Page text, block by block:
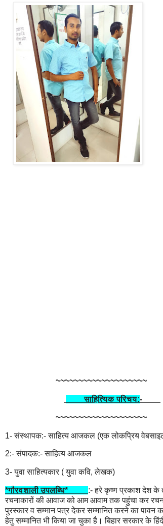
~~~~~~~~~~~~~~~~~~~~
साहित्यिक परिचय:-
~~~~~~~~~~~~~~~~~~~~
1- संस्थापक:- साहित्य आजकल (एक लोकप्रिय
2:- संपादक:- साहित्य आजकल
3- युवा साहित्यकार ( युवा कवि, लेखक)
*गौरवशाली उपलब्धि* :- हरे कृष्ण प्रकाश देश के
रचनाकारों की आवाज को आम आवाम तक पहुंचा कर
पुरस्कार व सम्मान पत्र देकर सम्मानित करने का पावन
हेतु सम्मानित भी किया जा चुका है। बिहार सरकार के